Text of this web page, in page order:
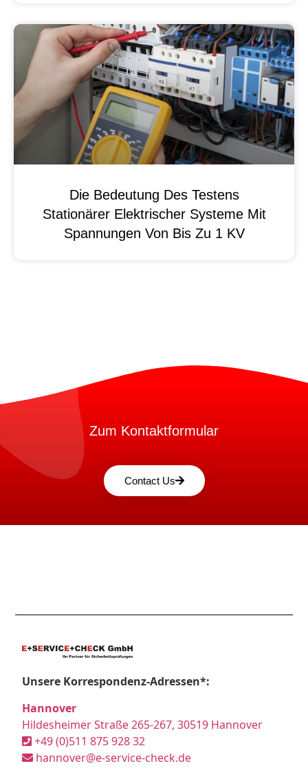
Die Bedeutung Des Testens
Stationärer Elektrischer Systeme Mit
Spannungen Von Bis Zu 1 KV
Zum Kontaktformular
Contact Us
Unsere Korrespondenz-Adressen*:
Hannover
Hildesheimer Straße 265-267, 30519 Hannover
+49 (0)511 875 928 32
hannover@e-service-check.de